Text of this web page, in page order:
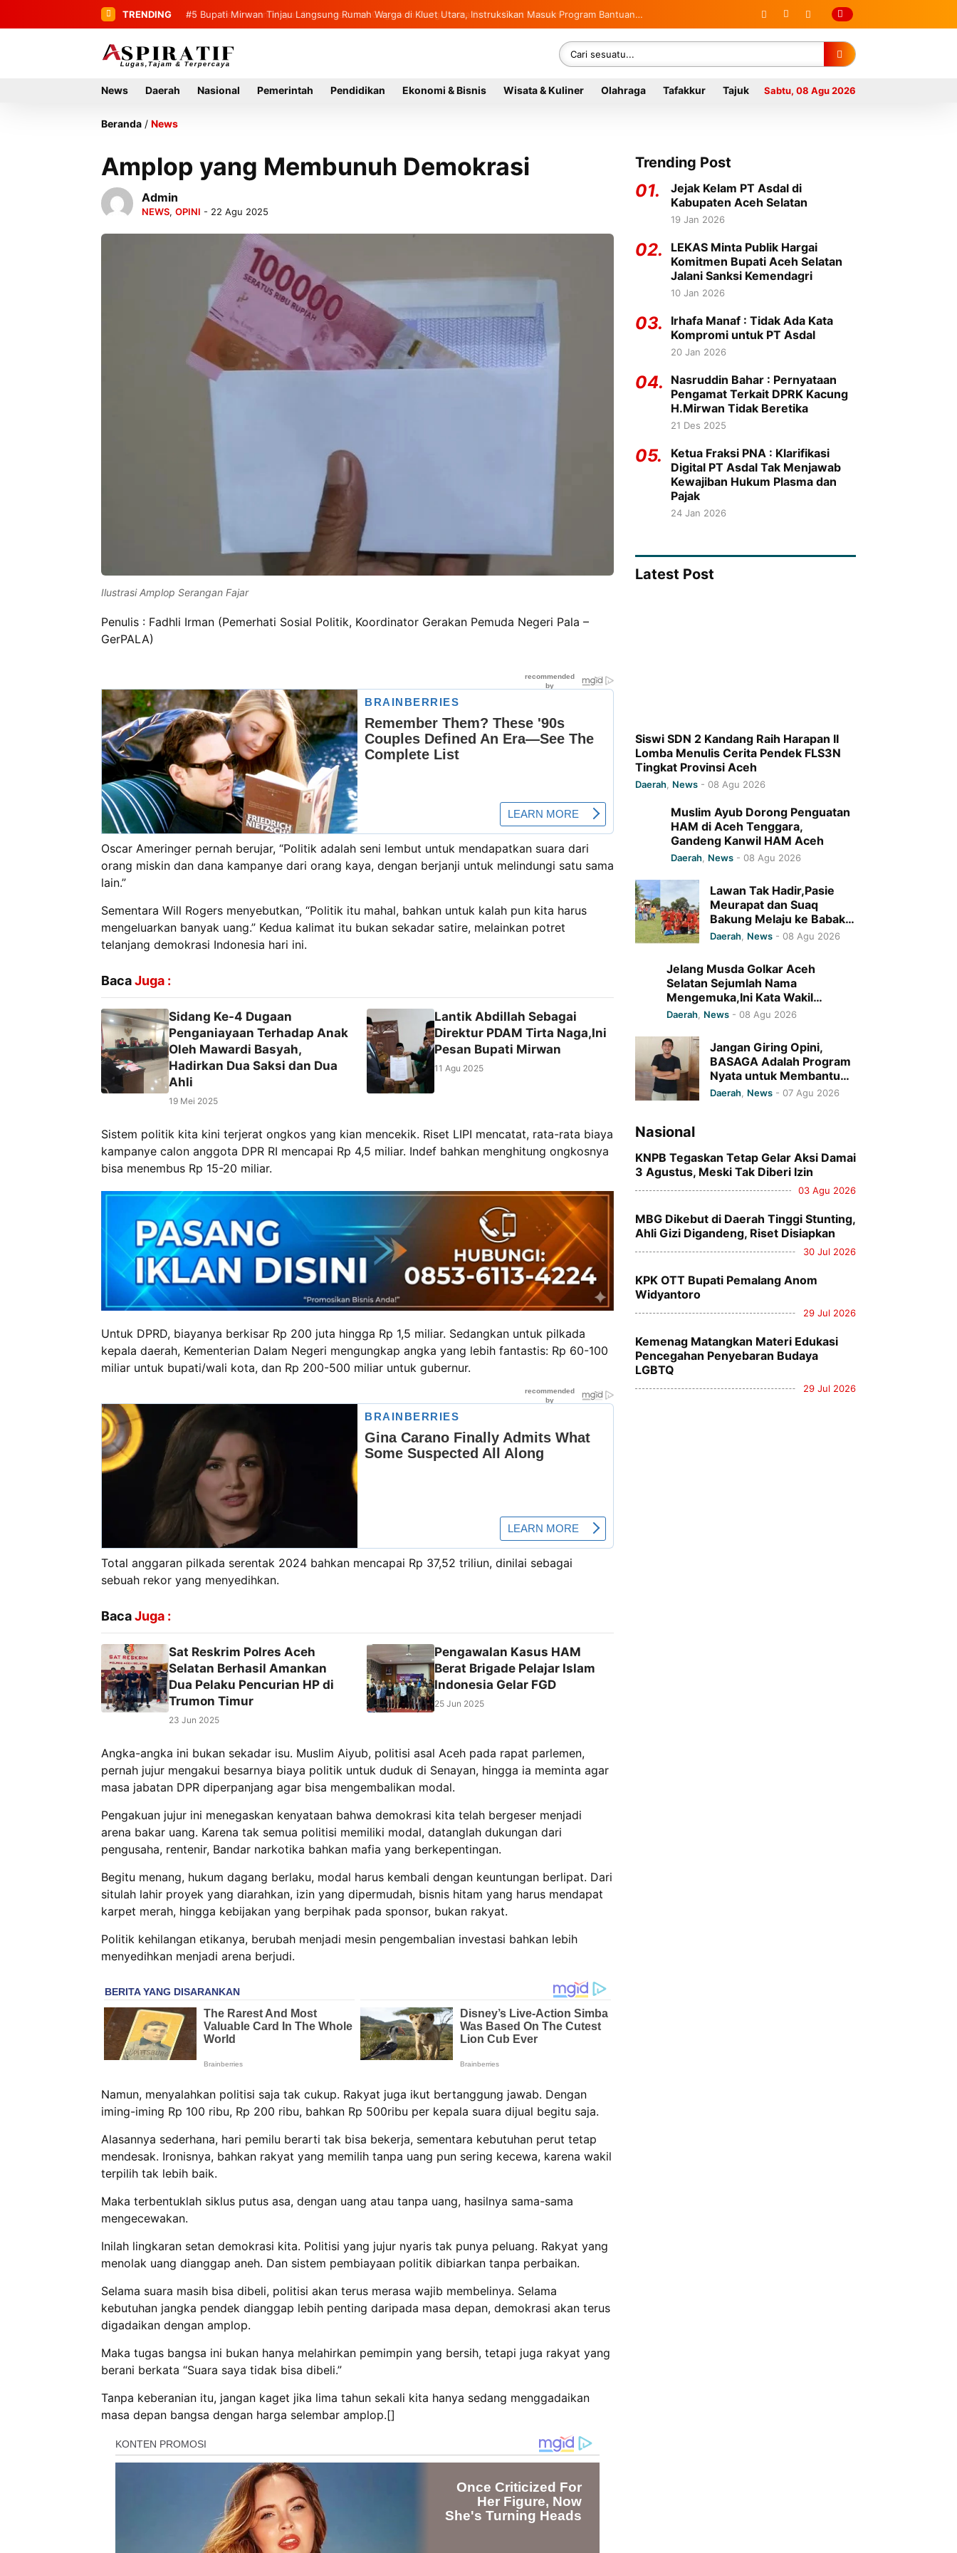
TRENDING #5 Bupati Mirwan Tinjau Langsung Rumah Warga di Kluet Utara, Instruksikan Masuk Program Bantuan
News Daerah Nasional Pemerintah Pendidikan Ekonomi & Bisnis Wisata & Kuliner Olahraga Tafakkur Tajuk Sabtu, 08 Agu 2026
Beranda / News
Amplop yang Membunuh Demokrasi
Admin
NEWS, OPINI - 22 Agu 2025
Ilustrasi Amplop Serangan Fajar
Penulis : Fadhli Irman (Pemerhati Sosial Politik, Koordinator Gerakan Pemuda Negeri Pala –
GerPALA)
Oscar Ameringer pernah berujar, “Politik adalah seni lembut untuk mendapatkan suara dari
orang miskin dan dana kampanye dari orang kaya, dengan berjanji untuk melindungi satu sama
lain.”
Sementara Will Rogers menyebutkan, “Politik itu mahal, bahkan untuk kalah pun kita harus
mengeluarkan banyak uang.” Kedua kalimat itu bukan sekadar satire, melainkan potret
telanjang demokrasi Indonesia hari ini.
BacaJuga :
Sidang Ke-4 Dugaan
Penganiayaan Terhadap Anak
Oleh Mawardi Basyah,
Hadirkan Dua Saksi dan Dua
Ahli
19 Mei 2025
Lantik Abdillah Sebagai
Direktur PDAM Tirta Naga,Ini
Pesan Bupati Mirwan
11 Agu 2025
Sistem politik kita kini terjerat ongkos yang kian mencekik. Riset LIPI mencatat, rata-rata biaya
kampanye calon anggota DPR RI mencapai Rp 4,5 miliar. Indef bahkan menghitung ongkosnya
bisa menembus Rp 15-20 miliar.
Untuk DPRD, biayanya berkisar Rp 200 juta hingga Rp 1,5 miliar. Sedangkan untuk pilkada
kepala daerah, Kementerian Dalam Negeri mengungkap angka yang lebih fantastis: Rp 60-100
miliar untuk bupati/wali kota, dan Rp 200-500 miliar untuk gubernur.
Total anggaran pilkada serentak 2024 bahkan mencapai Rp 37,52 triliun, dinilai sebagai
sebuah rekor yang menyedihkan.
BacaJuga :
Sat Reskrim Polres Aceh
Selatan Berhasil Amankan
Dua Pelaku Pencurian HP di
Trumon Timur
23 Jun 2025
Pengawalan Kasus HAM
Berat Brigade Pelajar Islam
Indonesia Gelar FGD
25 Jun 2025
Angka-angka ini bukan sekadar isu. Muslim Aiyub, politisi asal Aceh pada rapat parlemen,
pernah jujur mengakui besarnya biaya politik untuk duduk di Senayan, hingga ia meminta agar
masa jabatan DPR diperpanjang agar bisa mengembalikan modal.
Pengakuan jujur ini menegaskan kenyataan bahwa demokrasi kita telah bergeser menjadi
arena bakar uang. Karena tak semua politisi memiliki modal, datanglah dukungan dari
pengusaha, rentenir, Bandar narkotika bahkan mafia yang berkepentingan.
Begitu menang, hukum dagang berlaku, modal harus kembali dengan keuntungan berlipat. Dari
situlah lahir proyek yang diarahkan, izin yang dipermudah, bisnis hitam yang harus mendapat
karpet merah, hingga kebijakan yang berpihak pada sponsor, bukan rakyat.
Politik kehilangan etikanya, berubah menjadi mesin pengembalian investasi bahkan lebih
menyedihkan menjadi arena berjudi.
Namun, menyalahkan politisi saja tak cukup. Rakyat juga ikut bertanggung jawab. Dengan
iming-iming Rp 100 ribu, Rp 200 ribu, bahkan Rp 500ribu per kepala suara dijual begitu saja.
Alasannya sederhana, hari pemilu berarti tak bisa bekerja, sementara kebutuhan perut tetap
mendesak. Ironisnya, bahkan rakyat yang memilih tanpa uang pun sering kecewa, karena wakil
terpilih tak lebih baik.
Maka terbentuklah siklus putus asa, dengan uang atau tanpa uang, hasilnya sama-sama
mengecewakan.
Inilah lingkaran setan demokrasi kita. Politisi yang jujur nyaris tak punya peluang. Rakyat yang
menolak uang dianggap aneh. Dan sistem pembiayaan politik dibiarkan tanpa perbaikan.
Selama suara masih bisa dibeli, politisi akan terus merasa wajib membelinya. Selama
kebutuhan jangka pendek dianggap lebih penting daripada masa depan, demokrasi akan terus
digadaikan dengan amplop.
Maka tugas bangsa ini bukan hanya melahirkan pemimpin yang bersih, tetapi juga rakyat yang
berani berkata “Suara saya tidak bisa dibeli.”
Tanpa keberanian itu, jangan kaget jika lima tahun sekali kita hanya sedang menggadaikan
masa depan bangsa dengan harga selembar amplop.[]
Trending Post
01.
Jejak Kelam PT Asdal di
Kabupaten Aceh Selatan
19 Jan 2026
02.
LEKAS Minta Publik Hargai
Komitmen Bupati Aceh Selatan
Jalani Sanksi Kemendagri
10 Jan 2026
03.
Irhafa Manaf : Tidak Ada Kata
Kompromi untuk PT Asdal
20 Jan 2026
04.
Nasruddin Bahar : Pernyataan
Pengamat Terkait DPRK Kacung
H.Mirwan Tidak Beretika
21 Des 2025
05.
Ketua Fraksi PNA : Klarifikasi
Digital PT Asdal Tak Menjawab
Kewajiban Hukum Plasma dan
Pajak
24 Jan 2026
Latest Post
Siswi SDN 2 Kandang Raih Harapan II
Lomba Menulis Cerita Pendek FLS3N
Tingkat Provinsi Aceh
Daerah News - 08 Agu 2026
Muslim Ayub Dorong Penguatan
HAM di Aceh Tenggara,
Gandeng Kanwil HAM Aceh
Daerah News -08 Agu 2026
Lawan Tak Hadir,Pasie
Meurapat dan Suaq
Bakung Melaju ke Babak 8
Besar Bola Ceria HUT RI
Selatan Tahun 2026
Daerah News - 08 Agu 2026
Jelang Musda Golkar Aceh
Selatan Sejumlah Nama
Mengemuka,Ini Kata Wakil
Sekretaris DPD I Golkar Aceh
Daerah, News- 08 Agu 2026
Jangan Giring Opini,
BASAGA Adalah Program
Nyata untuk Membantu
Petani Aceh Selatan
Daerah News - 07 Agu 2026
Nasional
KNPB Tegaskan Tetap Gelar Aksi Damai
3 Agustus, Meski Tak Diberi Izin
03 Agu 2026
MBG Dikebut di Daerah Tinggi Stunting,
Ahli Gizi Digandeng, Riset Disiapkan
30 Jul 2026
KPK OTT Bupati Pemalang Anom
Widyantoro
29 Jul 2026
Kemenag Matangkan Materi Edukasi
Pencegahan Penyebaran Budaya
LGBTQ
29 Jul 2026